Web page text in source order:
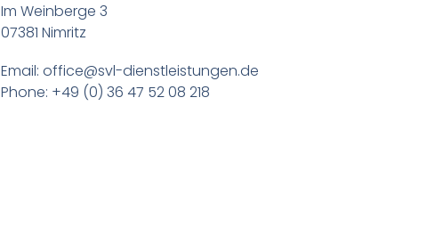
Im Weinberge 3
07381 Nimritz
Email: office@svl-dienstleistungen.de
Phone: +49 (0) 36 47 52 08 218